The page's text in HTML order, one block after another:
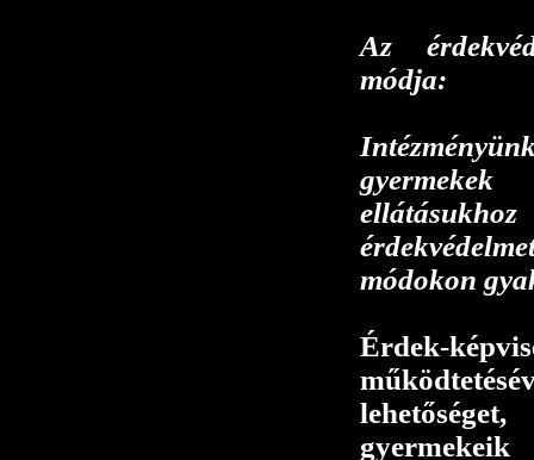
Az
módja:
módokon
Érdek-